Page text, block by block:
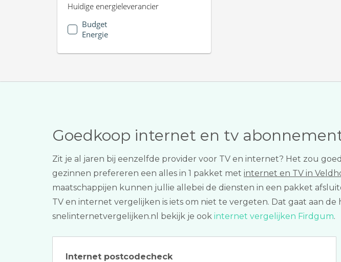
Huidige energieleverancier
Budget
Energie
Goedkoop internet en tv
Zit je al jaren bij eenzelfde provider voor TV en internet? Het zou
gezinnen prefereren een alles in 1 pakket met internet en TV in
maatschappijen kunnen jullie allebei de diensten in een pakket
TV en internet vergelijken is iets om niet te vergeten. Dat gaat aan
snelinternetvergelijken.nl bekijk je ook internet vergelijken Firdgum.
Internet postcodecheck